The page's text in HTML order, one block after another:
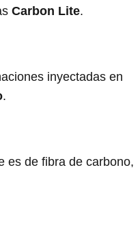
Carbon Lite.
inyectadas en
.
es de fibra de carbono,